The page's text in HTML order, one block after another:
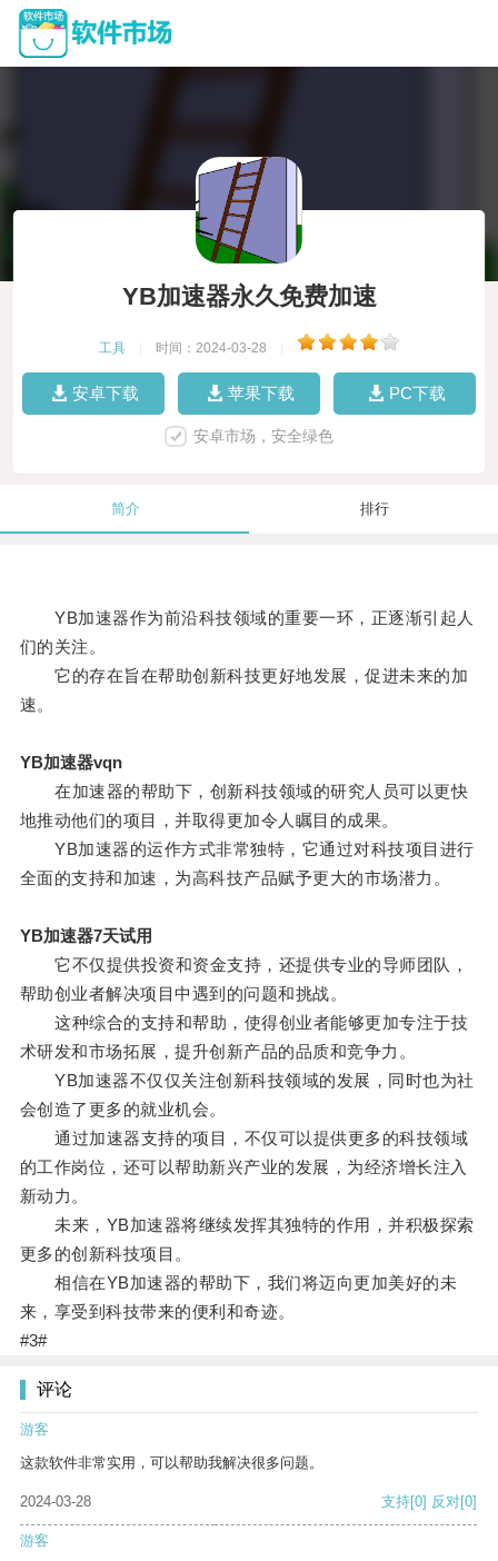
YB加速器永久免费加速
工具 时间：2024-03-28
安卓下载 苹果下载 PC下载
安卓市场，安全绿色
简介 排行
YB加速器作为前沿科技领域的重要一环，正逐渐引起人
们的关注。
它的存在旨在帮助创新科技更好地发展，促进未来的加
速。
YB加速器vqn
在加速器的帮助下，创新科技领域的研究人员可以更快
地推动他们的项目，并取得更加令人瞩目的成果。
YB加速器的运作方式非常独特，它通过对科技项目进行
全面的支持和加速，为高科技产品赋予更大的市场潜力。
YB加速器7天试用
它不仅提供投资和资金支持，还提供专业的导师团队，
帮助创业者解决项目中遇到的问题和挑战。
这种综合的支持和帮助，使得创业者能够更加专注于技
术研发和市场拓展，提升创新产品的品质和竞争力。
YB加速器不仅仅关注创新科技领域的发展，同时也为社
会创造了更多的就业机会。
通过加速器支持的项目，不仅可以提供更多的科技领域
的工作岗位，还可以帮助新兴产业的发展，为经济增长注入
新动力。
未来，YB加速器将继续发挥其独特的作用，并积极探索
更多的创新科技项目。
相信在YB加速器的帮助下，我们将迈向更加美好的未
来，享受到科技带来的便利和奇迹。
#3#
评论
游客
这款软件非常实用，可以帮助我解决很多问题。
2024-03-28 支持[0] 反对[0]
游客